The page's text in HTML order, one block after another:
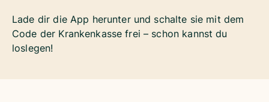
Lade dir die App herunter und schalte sie mit dem
Code der Krankenkasse frei – schon kannst du
loslegen!